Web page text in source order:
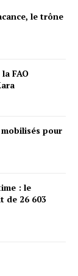
le trône
FAO
pour
: le
de 26 603